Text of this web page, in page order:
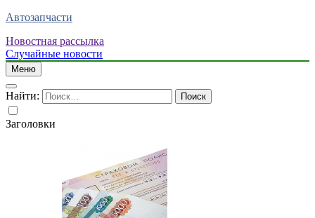
Автозапчасти
Новостная рассылка
Случайные новости
Меню
Найти:
Заголовки